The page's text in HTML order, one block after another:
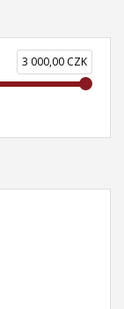
3 000,00 CZK